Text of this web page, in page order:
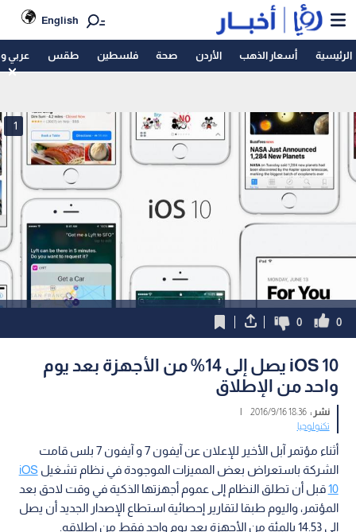
English
الرئيسية أسعار الذهب الأردن صحة فلسطين طقس عربي
1
0
0
iOS 10 يصل إلى 14% من الأجهزة بعد يوم
واحد من الإطلاق
نشر :18:36 2016/9/16
|
تكنولوجيا
أثناء مؤتمر آبل الأخير للإعلان عن آيفون 7 و آيفون 7 بلس قامت
الشركة باستعراض بعض المميزات الموجودة في نظام تشغيل iOS
10قبل أن تطلق النظام إلى عموم أجهزتها الذكية في وقت لاحق بعد
المؤتمر، واليوم طبقا لتقارير إحصائية استطاع الإصدار الجديد أن يصل
إلى 14.53 بالمئة من الأجهزة بعد يوم واحد فقط من إطلاقه.